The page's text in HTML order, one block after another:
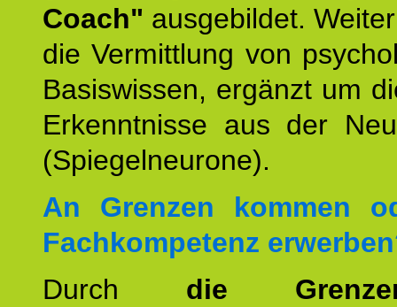
Coach" ausgebildet.
die Vermittlung von
Basiswissen, ergänzt um
Erkenntnisse aus der
(Spiegelneurone).
An Grenzen kommen
Fachkompetenz
Durch die